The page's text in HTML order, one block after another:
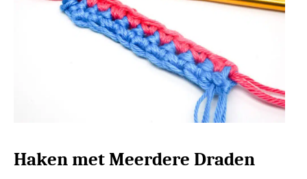
Haken met Meerdere Draden